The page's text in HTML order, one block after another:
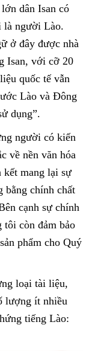
dân Isan có
là người Lào.
ở đây được nhà
Isan, với cỡ 20
quốc tế vẫn
Lào và Đông
dụng”.
người có kiến
về nền văn hóa
kết mang lại sự
bằng chính chất
cạnh sự chính
tôi còn đảm bảo
phẩm cho Quý
loại tài liệu,
lượng ít nhiều
tiếng Lào: